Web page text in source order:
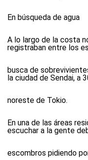
En búsqueda de agua
A lo largo de la costa
registraban entre los
busca de
la ciudad de Sendai, a
noreste de Tokio.
En una de las áreas
escuchar a la gente
escombros pidiendo